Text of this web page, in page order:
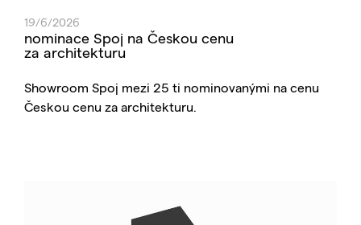
19/6/2026
nominace Spoj na Českou cenu
za architekturu
Showroom Spoj mezi 25 ti nominovanými na cenu
Českou cenu za architekturu.